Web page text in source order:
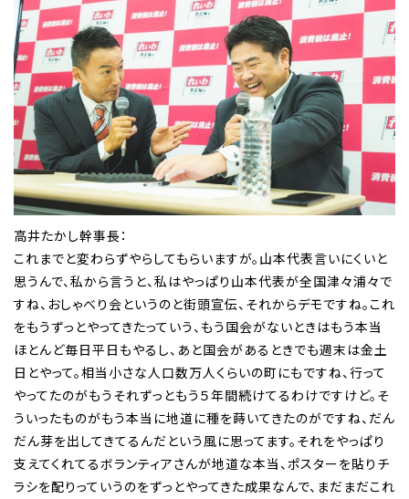
高井たかし幹事長：
これまでと変わらずやらしてもらいますが。山本代表言いにくいと
思うんで、私から言うと、私はやっぱり山本代表が全国津々浦々で
すね、おしゃべり会というのと街頭宣伝、それからデモですね。これ
をもうずっとやってきたっていう、もう国会がないときはもう本当
ほとんど毎日平日もやるし、あと国会があるときでも週末は金土
日とやって。相当小さな人口数万人くらいの町にもですね、行って
やってたのがもうそれずっともう５年間続けてるわけですけど。そ
ういったものがもう本当に地道に種を蒔いてきたのがですね、だん
だん芽を出してきてるんだという風に思ってます。それをやっぱり
支えてくれてるボランティアさんが地道な本当、ポスターを貼りチ
ラシを配りっていうのをずっとやってきた成果なんで、まだまだこれ